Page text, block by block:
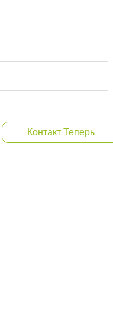
Контакт Теперь